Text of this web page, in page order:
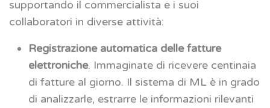
supportando il commercialista e i suoi
collaboratori in diverse attività:
Registrazione automatica delle fatture
elettroniche. Immaginate di ricevere centinaia
di fatture al giorno. Il sistema di ML è in grado
di analizzarle, estrarre le informazioni rilevanti